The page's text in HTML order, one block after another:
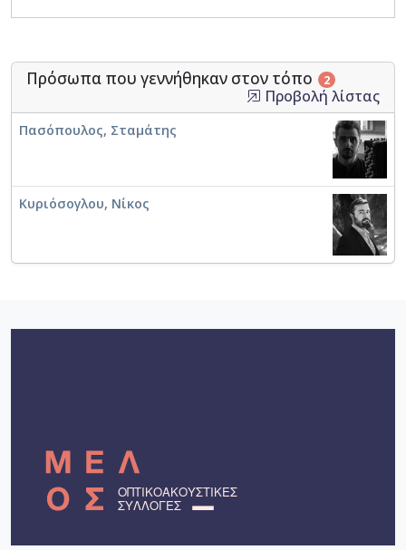
Πρόσωπα που γεννήθηκαν στον τόπο 2
Προβολή λίστας
Πασόπουλος, Σταμάτης
Κυριόσογλου, Νίκος